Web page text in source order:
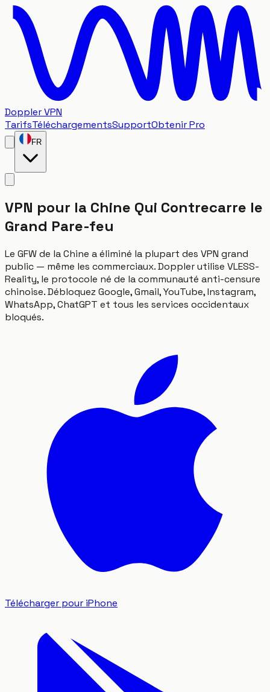
Doppler VPN
TarifsTéléchargementsSupportObtenir Pro
FR
VPN pour la Chine Qui Contrecarre le
Grand Pare-feu
Le GFW de la Chine a éliminé la plupart des VPN grand
public — même les commerciaux. Doppler utilise VLESS-
Reality, le protocole né de la communauté anti-censure
chinoise. Débloquez Google, Gmail, YouTube, Instagram,
WhatsApp, ChatGPT et tous les services occidentaux
bloqués.
Télécharger pour iPhone